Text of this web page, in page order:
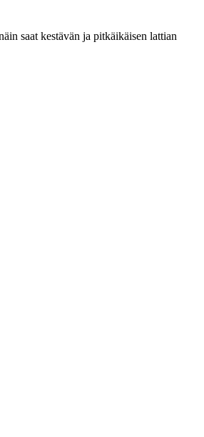
saat kestävän ja pitkäikäisen lattian